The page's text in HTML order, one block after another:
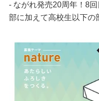
- ながれ発売20周年！8
部に加えて高校生以下の